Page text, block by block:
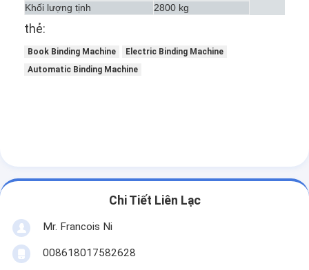
Khối lượng tịnh
2800 kg
thẻ:
Book Binding Machine
Electric Binding Machine
Automatic Binding Machine
Chi Tiết Liên Lạc
Mr. Francois Ni
008618017582628